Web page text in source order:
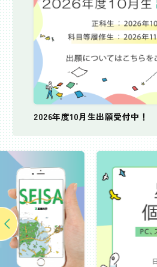
2026年度10月生出願受付中！